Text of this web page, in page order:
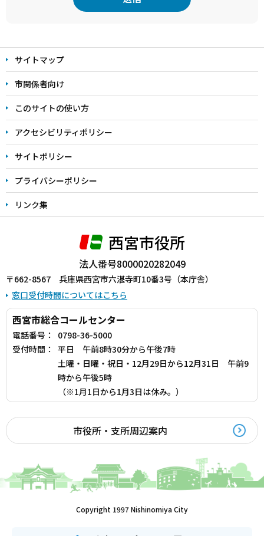
文
こ
こ
ま
で
サイトマップ
市関係者向け
このサイトの使い方
アクセシビリティポリシー
サイトポリシー
プライバシーポリシー
リンク集
西宮市役所
法人番号8000020282049
〒662-8567 兵庫県西宮市六湛寺町10番3号（本庁舎）
窓口受付時間についてはこちら
西宮市総合コールセンター
電話番号：
0798-36-5000
受付時間：
平日 午前8時30分から午後7時
土曜・日曜・祝日・12月29日から12月31日 午前9
時から午後5時
（※1月1日から1月3日は休み。）
市役所・支所周辺案内
Copyright 1997 Nishinomiya City